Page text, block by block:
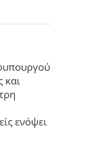
και
ενόψει